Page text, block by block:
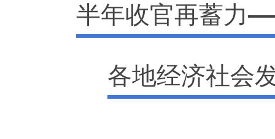
半年收官再蓄力
各地经济社会